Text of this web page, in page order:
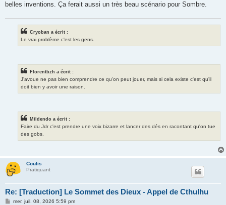
belles inventions. Ça ferait aussi un très beau scénario pour Sombre.
Cryoban a écrit :
Le vrai problème c'est les gens.
Florentbzh a écrit :
J'avoue ne pas bien comprendre ce qu'on peut jouer, mais si cela existe c'est qu'il
doit bien y avoir une raison.
Mildendo a écrit :
Faire du Jdr c'est prendre une voix bizarre et lancer des dés en racontant qu'on tue
des gobs.
Coulis
Pratiquant
Re: [Traduction] Le Sommet des Dieux - Appel de Cthulhu
Mmer. juil. 08, 2026 5:59 pm